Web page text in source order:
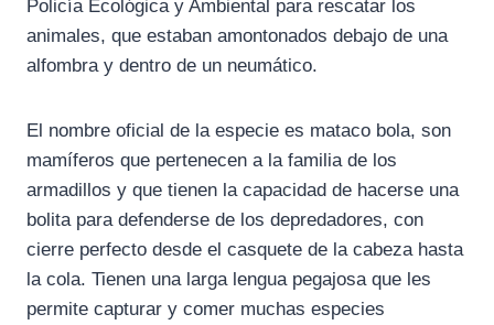
Policía Ecológica y Ambiental para rescatar los
animales, que estaban amontonados debajo de una
alfombra y dentro de un neumático.
El nombre oficial de la especie es mataco bola, son
mamíferos que pertenecen a la familia de los
armadillos y que tienen la capacidad de hacerse una
bolita para defenderse de los depredadores, con
cierre perfecto desde el casquete de la cabeza hasta
la cola. Tienen una larga lengua pegajosa que les
permite capturar y comer muchas especies